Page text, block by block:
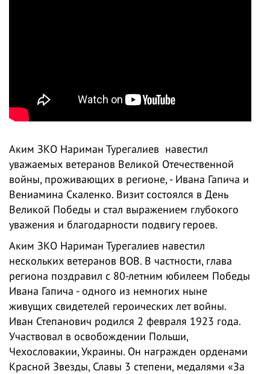
Аким ЗКО Нариман Турегалиев навестил
уважаемых ветеранов Великой Отечественной
войны, проживающих в регионе, - Ивана Гапича и
Вениамина Скаленко. Визит состоялся в День
Великой Победы и стал выражением глубокого
уважения и благодарности подвигу героев.
Аким ЗКО Нариман Турегалиев навестил
нескольких ветеранов ВОВ. В частности, глава
региона поздравил с 80-летним юбилеем Победы
Ивана Гапича - одного из немногих ныне
живущих свидетелей героических лет войны.
Иван Степанович родился 2 февраля 1923 года.
Участвовал в освобождении Польши,
Чехословакии, Украины. Он награжден орденами
Красной Звезды, Славы 3 степени, медалями «За